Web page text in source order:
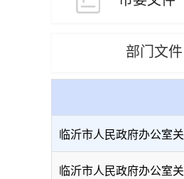
部门文件
临沂市人民政府办公室
临沂市人民政府办公室